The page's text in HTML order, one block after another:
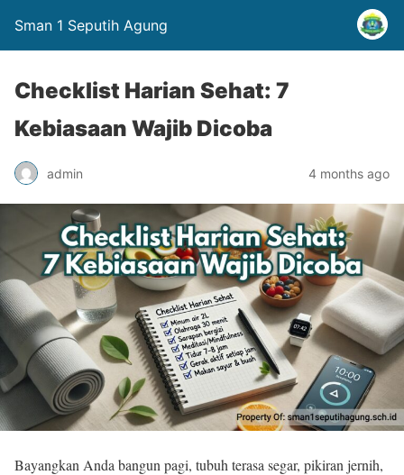
Sman 1 Seputih Agung
Checklist Harian Sehat: 7
Kebiasaan Wajib Dicoba
admin 4 months ago
Bayangkan Anda bangun pagi, tubuh terasa segar, pikiran jernih,